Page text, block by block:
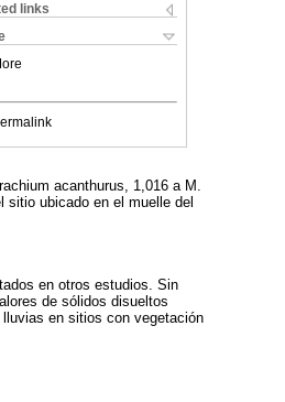
links
acanthurus, 1,016 a M.
sitio ubicado en el muelle del
en otros estudios. Sin
de sólidos disueltos
en sitios con vegetación